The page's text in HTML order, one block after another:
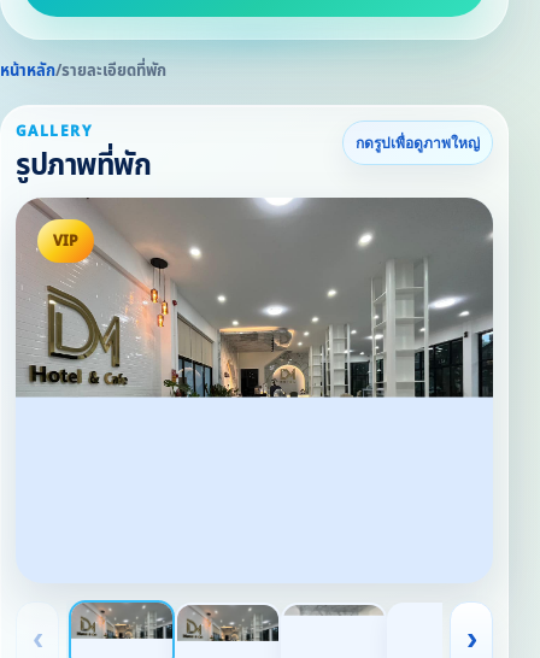
หน้าหลัก/รายละเอียดที่พัก
GALLERY
รูปภาพที่พัก
กดรูปเพื่อดูภาพใหญ่
VIP
‹ ›